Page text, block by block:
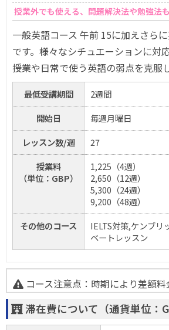
授業外でも使える、問題解決法や勉強法
一般英語コース 午前 15に加えさら
です。様々なシチュエーションに対
授業や日常で使う英語の弱点を克服し
最低受講期間
2週間
開始日
毎週月曜日
レッスン数/週
27
授業料
（単位：GBP）
1,225（4週）
2,650（12週）
5,300（24週）
9,200（48週）
その他のコース
IELTS対策,ケンブリ
ベートレッスン
コース注意点：時期により差額料
滞在費について（通貨単位：